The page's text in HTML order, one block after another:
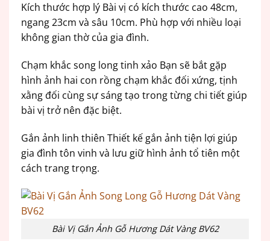
Kích thước hợp lý Bài vị có kích thước cao 48cm,
ngang 23cm và sâu 10cm. Phù hợp với nhiều loại
không gian thờ của gia đình.
Chạm khắc song long tinh xảo Bạn sẽ bắt gặp
hình ảnh hai con rồng chạm khắc đối xứng, tịnh
xằng đối cùng sự sáng tạo trong từng chi tiết giúp
bài vị trở nên đặc biệt.
Gắn ảnh linh thiên Thiết kế gắn ảnh tiện lợi giúp
gia đình tôn vinh và lưu giữ hình ảnh tổ tiên một
cách trang trọng.
Bài Vị Gắn Ảnh Gỗ Hương Dát Vàng BV62